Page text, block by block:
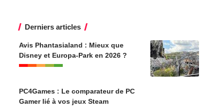
Derniers articles
Avis Phantasialand : Mieux que
Disney et Europa-Park en 2026 ?
PC4Games : Le comparateur de PC
Gamer lié à vos jeux Steam